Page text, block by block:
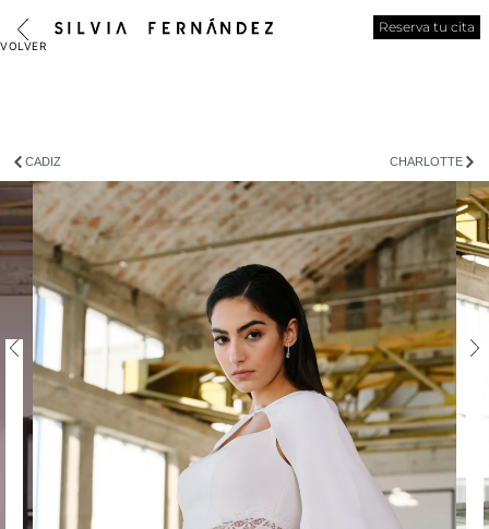
Reserva tu cita
CADIZ CHARLOTTE